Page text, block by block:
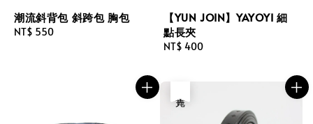
潮流斜背包 斜跨包 胸包
Regular
NT$ 550
【YUN JOIN】YAYOYI 細
點長夾
Regular
NT$ 400